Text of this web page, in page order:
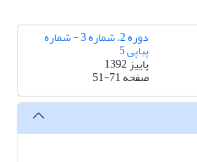
دوره 2، شماره 3 - شماره
پیاپی 5
پاییز 1392
صفحه51-71